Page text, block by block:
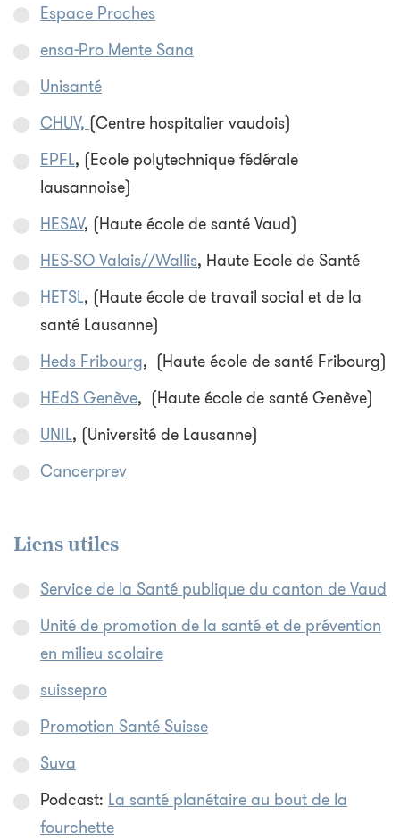
Espace Proches
ensa-Pro Mente Sana
Unisanté
CHUV, (Centre hospitalier vaudois)
EPFL, (Ecole polytechnique fédérale
lausannoise)
HESAV, (Haute école de santé Vaud)
HES-SO Valais//Wallis, Haute Ecole de Santé
HETSL, (Haute école de travail social et de la
santé Lausanne)
Heds Fribourg, (Haute école de santé Fribourg)
HEdS Genève, (Haute école de santé Genève)
UNIL, (Université de Lausanne)
Cancerprev
Liens utiles
Service de la Santé publique du canton de Vaud
Unité de promotion de la santé et de prévention
en milieu scolaire
suissepro
Promotion Santé Suisse
Suva
Podcast: La santé planétaire au bout de la
fourchette